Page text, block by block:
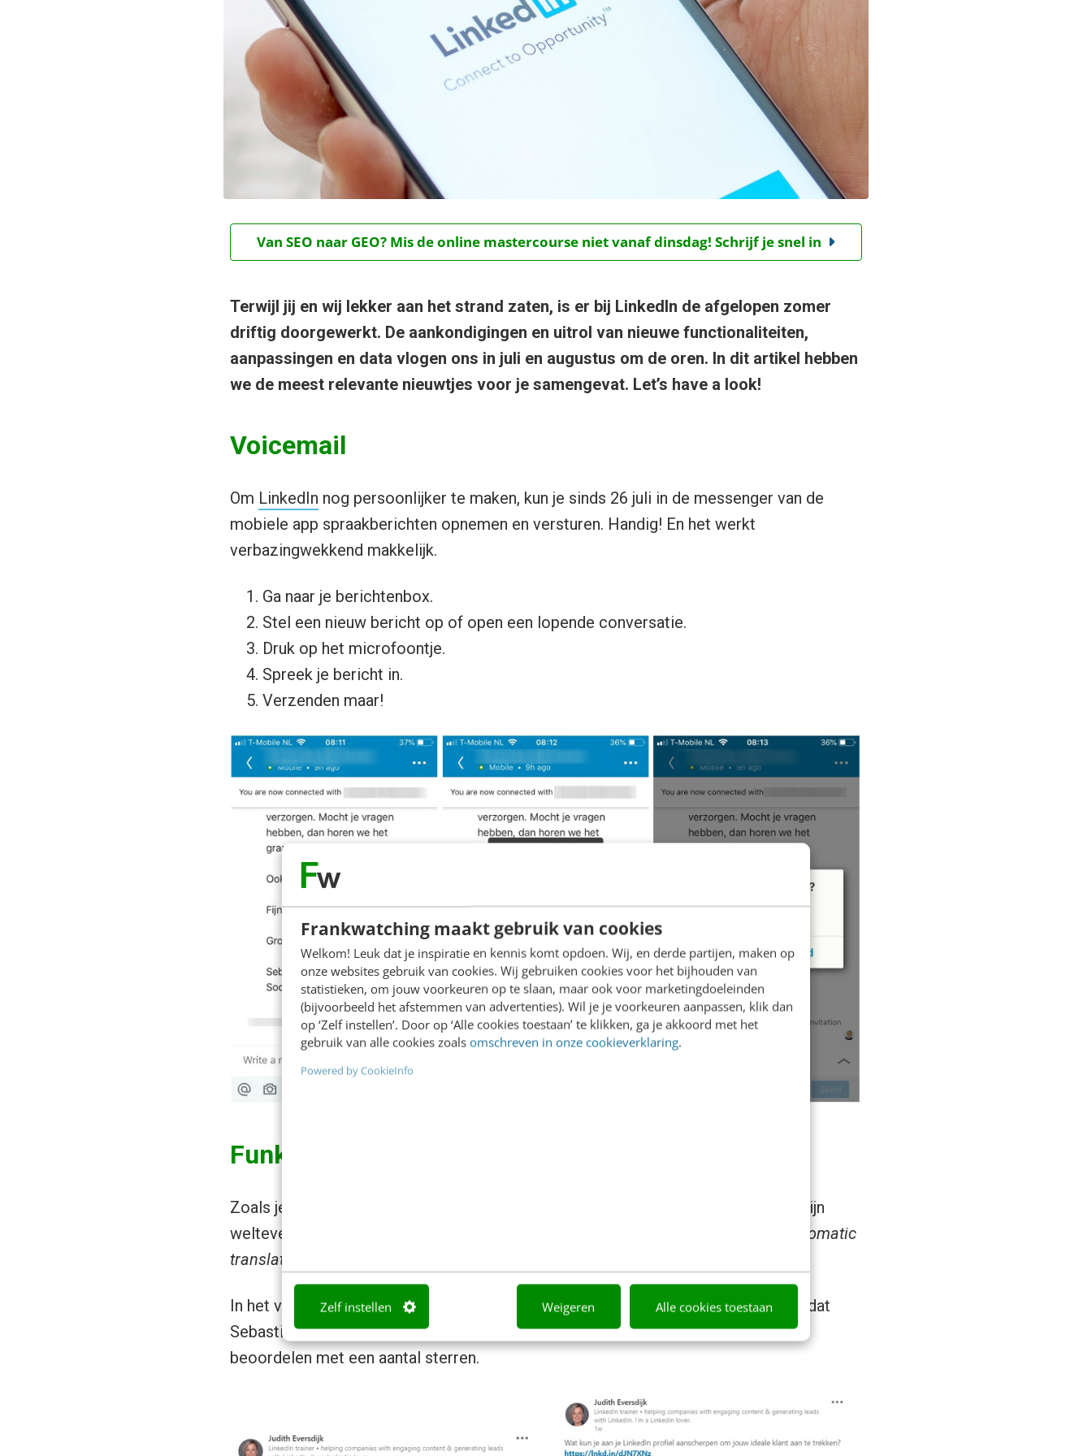
Frankwatching maakt gebruik van cookies
Welkom! Leuk dat je inspiratie en kennis komt opdoen. Wij, en derde partijen, maken op
onze websites gebruik van cookies. Wij gebruiken cookies voor het bijhouden van
statistieken, om jouw voorkeuren op te slaan, maar ook voor marketingdoeleinden
(bijvoorbeeld het afstemmen van advertenties). Wil je je voorkeuren aanpassen, klik dan
op ‘Zelf instellen’. Door op ‘Alle cookies toestaan’ te klikken, ga je akkoord met het
gebruik van alle cookies zoals omschreven in onze cookieverklaring.
Powered by CookieInfo
Zelf instellen Weigeren Alle cookies toestaan
Van SEO naar GEO? Mis de online mastercourse niet vanaf dinsdag! Schrijf je snel in
Terwijl jij en wij lekker aan het strand zaten, is er bij LinkedIn de afgelopen zomer
driftig doorgewerkt. De aankondigingen en uitrol van nieuwe functionaliteiten,
aanpassingen en data vlogen ons in juli en augustus om de oren. In dit artikel hebben
we de meest relevante nieuwtjes voor je samengevat. Let’s have a look!
Voicemail
Om LinkedIn nog persoonlijker te maken, kun je sinds 26 juli in de messenger van de
mobiele app spraakberichten opnemen en versturen. Handig! En het werkt
verbazingwekkend makkelijk.
Ga naar je berichtenbox.
Stel een nieuw bericht op of open een lopende conversatie.
Druk op het microfoontje.
Spreek je bericht in.
Verzenden maar!
Funksioni i përkthimit live
Zoals je in het Albanees kunt lezen, is de vertaalfunctie van LinkedIn live. In je tijdlijn
welteverstaan. Om een tekst te vertalen klik je simpelweg op de wereldbol bij
automatic
translation
In het voorbeeld hieronder wordt de Nederlandse tekst vertaald in het Engels omdat
Sebastiaan zijn taal zo instelde. Vervolgens kun je de kwaliteit van de vertaling
beoordelen met een aantal sterren.